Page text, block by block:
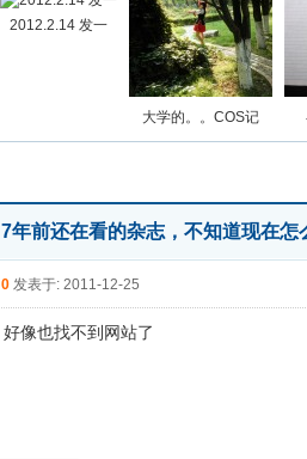
2012.2.14 发一
大学的。。COS记
7年前还在看的杂志，不知道现在怎
0 发表于: 2011-12-25
好像也找不到网站了